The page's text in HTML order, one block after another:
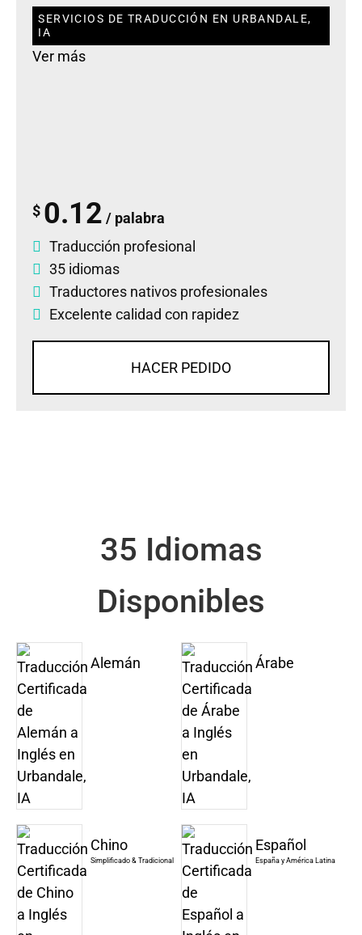
SERVICIOS DE TRADUCCIÓN EN URBANDALE,
IA
Ver más
$ 0.12 / palabra
Traducción profesional
35 idiomas
Traductores nativos profesionales
Excelente calidad con rapidez
HACER PEDIDO
35 Idiomas
Disponibles
Alemán Árabe
Chino
Simplificado & Tradicional
Español
España y América Latina